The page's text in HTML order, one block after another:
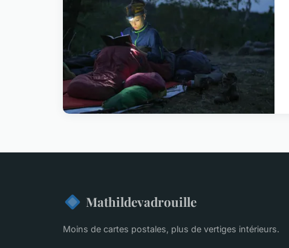
Mathildevadrouille
Moins de cartes postales, plus de vertiges intérieurs.